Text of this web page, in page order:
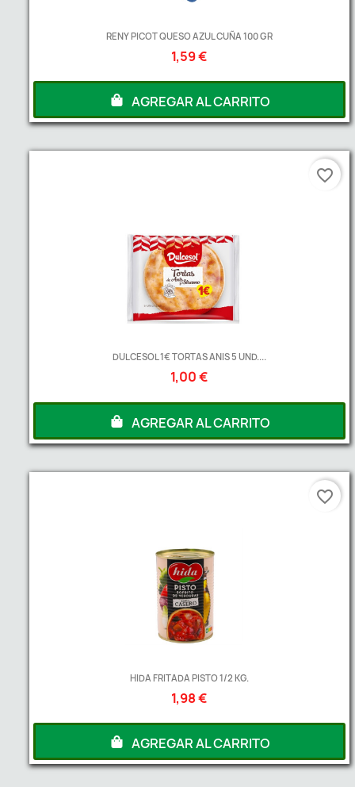
RENY PICOT QUESO AZUL CUÑA 100 GR
1,59 €
AGREGAR AL CARRITO
DULCESOL 1€ TORTAS ANIS 5 UND....
1,00 €
AGREGAR AL CARRITO
favorite_border
HIDA FRITADA PISTO 1/2 KG.
1,98 €
AGREGAR AL CARRITO
favorite_border